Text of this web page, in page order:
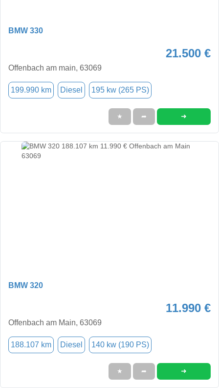
BMW 330
21.500 €
Offenbach am main, 63069
199.990 km Diesel 195 kw (265 PS)
★ ➦ ➜
BMW 320
11.990 €
Offenbach am Main, 63069
188.107 km Diesel 140 kw (190 PS)
★ ➦ ➜